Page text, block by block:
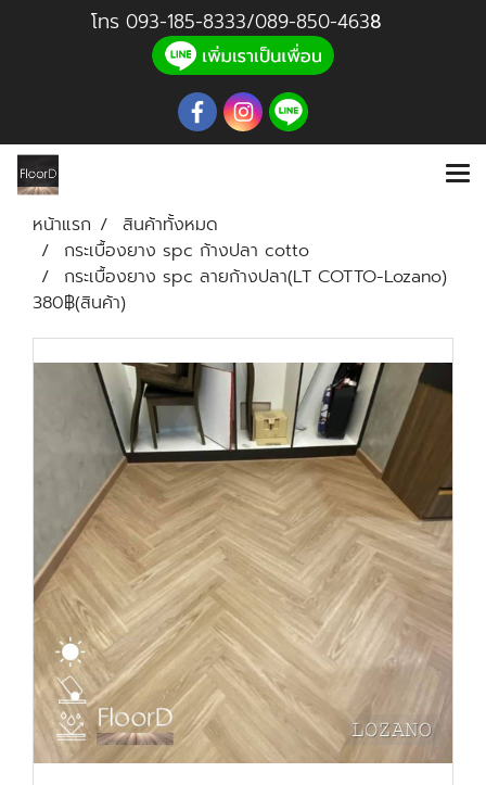
โทร 093-185-8333/089-850-4638
หน้าแรก
สินค้าทั้งหมด
กระเบื้องยาง spc ก้างปลา cotto
กระเบื้องยาง spc ลายก้างปลา(LT COTTO-Lozano)
380฿(สินค้า)